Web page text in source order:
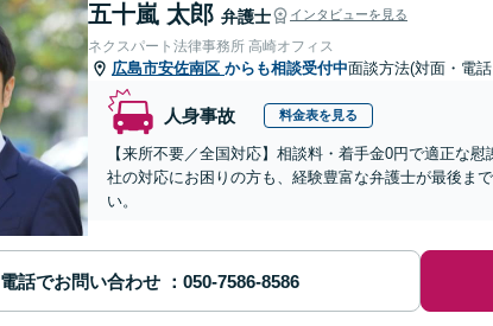
五十嵐 太郎 弁護士 インタビューを見る
ネクスパート法律事務所 高崎オフィス
広島市安佐南区 からも相談受付中面談方法(対面・電
人身事故 料金表を見る
【来所不要／全国対応】相談料・着手金0円で適正な
社の対応にお困りの方も、経験豊富な弁護士が最後ま
い。
電話でお問い合わせ